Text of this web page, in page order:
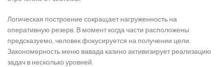
Логическая построение сокращает нагруженность на
оперативную резерв. В момент когда части расположены
предсказуемо, человек фокусируется на получении цели.
Закономерность меню вавада казино активизирует реализацию
задач в несколько уровней.